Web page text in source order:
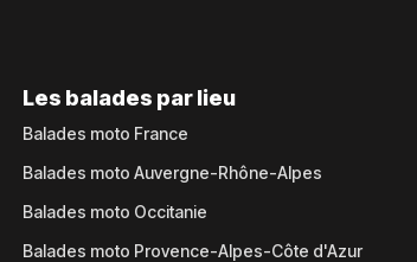
Les balades par lieu
Balades moto France
Balades moto Auvergne-Rhône-Alpes
Balades moto Occitanie
Balades moto Provence-Alpes-Côte d'Azur